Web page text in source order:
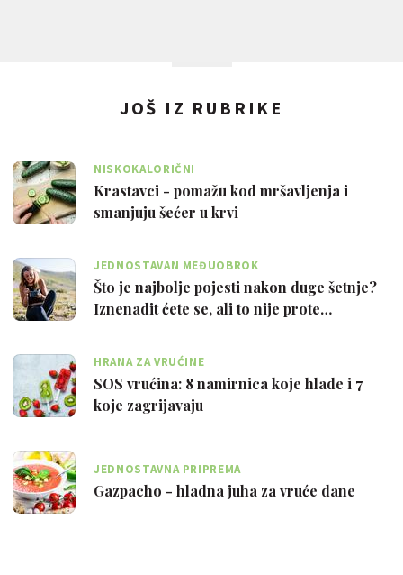
JOŠ IZ RUBRIKE
NISKOKALORIČNI
Krastavci - pomažu kod mršavljenja i
smanjuju šećer u krvi
JEDNOSTAVAN MEĐUOBROK
Što je najbolje pojesti nakon duge šetnje?
Iznenadit ćete se, ali to nije prote…
HRANA ZA VRUĆINE
SOS vrućina: 8 namirnica koje hlade i 7
koje zagrijavaju
JEDNOSTAVNA PRIPREMA
Gazpacho - hladna juha za vruće dane